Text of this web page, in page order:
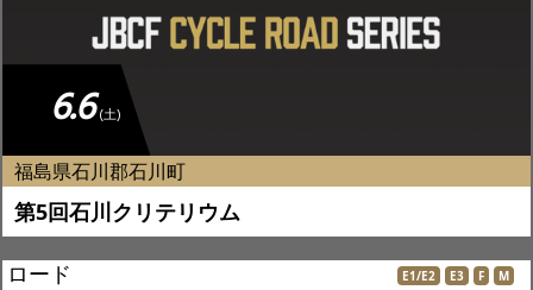
6.6 (土)
福島県石川郡石川町
第5回石川クリテリウム
ロード E1/E2 E3 F M